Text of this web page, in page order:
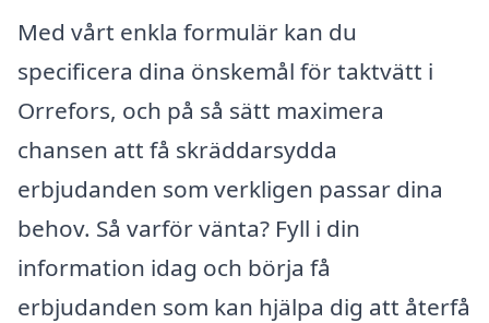
Med vårt enkla formulär kan du
specificera dina önskemål för taktvätt i
Orrefors, och på så sätt maximera
chansen att få skräddarsydda
erbjudanden som verkligen passar dina
behov. Så varför vänta? Fyll i din
information idag och börja få
erbjudanden som kan hjälpa dig att återfå